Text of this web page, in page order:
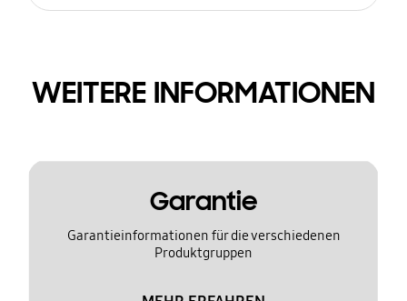
WEITERE INFORMATIONEN
Garantie
Garantieinformationen für die verschiedenen
Produktgruppen